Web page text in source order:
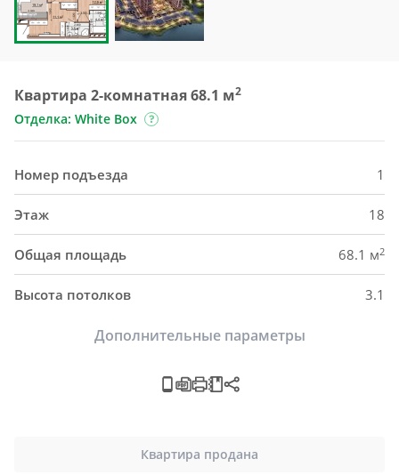
Квартира 2-комнатная 68.1 м2
Отделка: White Box
Номер подъезда 1
Этаж 18
Общая площадь 68.1 м2
Высота потолков 3.1
Дополнительные параметры
Квартира продана